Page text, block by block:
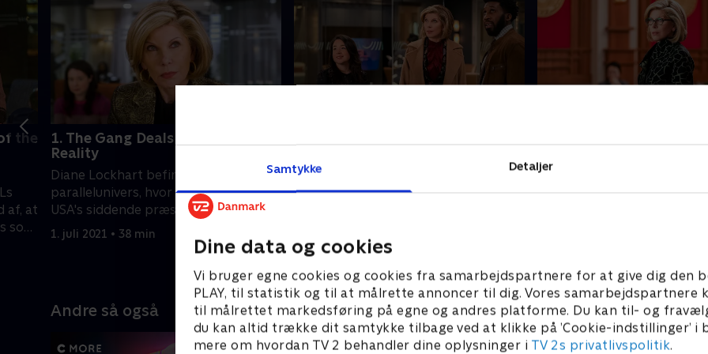
Samtykke Detaljer
Dine data og cookies
Vi bruger egne cookies og cookies fra samarbejdspartnere for at give dig den
PLAY, til statistik og til at målrette annoncer til dig. Vores samarbejdspartnere
til målrettet markedsføring på egne og andres platforme. Du kan til- og
du kan altid trække dit samtykke tilbage ved at klikke på ’Cookie-indstillinger’ i
mere om hvordan TV 2 behandler dine oplysninger i TV 2s privatlivspolitik.
the
af, at
som
1. The Gang Deals with Alternate
Reality
Diane Lockhart befinder sig i et
parallelunivers, hvor Hillary Clinton er
USA's siddende præsident.
1. juli 2021 • 38 min
RBL tilpasser sig nye
omstændigheder som del af STR
1. juli 2021 • 44 min
Lederen af demokraternes
partikonvent beder RBL
Andre så også